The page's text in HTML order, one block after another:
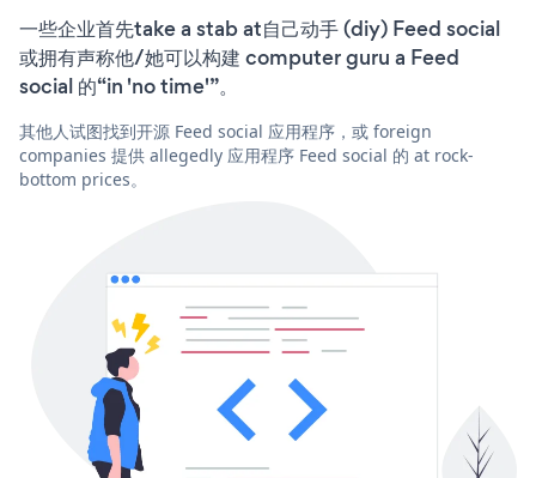
一些企业首先take a stab at自己动手 (diy) Feed social
或拥有声称他/她可以构建 computer guru a Feed
social 的“in 'no time'”。
其他人试图找到开源 Feed social 应用程序，或 foreign
companies 提供 allegedly 应用程序 Feed social 的 at rock-
bottom prices。